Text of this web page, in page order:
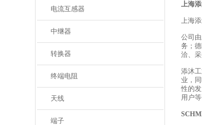
电流互感器
中继器
转换器
终端电阻
天线
端子
上海
上海
公司
务；
洽、
添沐
业，
性的
用户等